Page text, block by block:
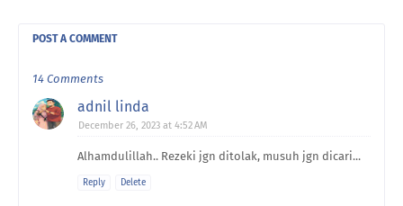
POST A COMMENT
14 Comments
adnil linda
December 26, 2023 at 4:52 AM
Alhamdulillah.. Rezeki jgn ditolak, musuh jgn dicari...
Reply Delete